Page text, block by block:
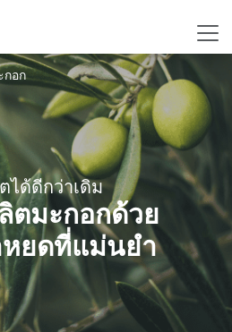
กอก
ได้ดีกว่าเดิม
ตมะกอกด้วย
ยดที่แม่นยำ